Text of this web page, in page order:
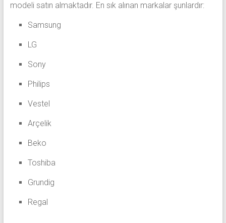
modeli satın almaktadır. En sık alınan markalar şunlardır:
Samsung
LG
Sony
Philips
Vestel
Arçelik
Beko
Toshiba
Grundig
Regal